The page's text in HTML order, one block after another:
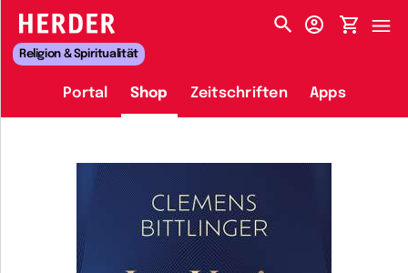
HERDER-MENÜ
Religion & Spiritualität
Portal Shop Zeitschriften Apps